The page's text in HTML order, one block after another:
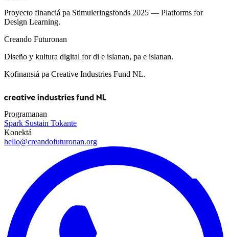
Proyecto financiá pa Stimuleringsfonds 2025 — Platforms for
Design Learning.
Creando Futuronan
Diseño y kultura digital for di e islanan, pa e islanan.
Kofinansiá pa Creative Industries Fund NL.
Programanan
Spark Sustain Tokante
Konektá
hello@creandofuturonan.org